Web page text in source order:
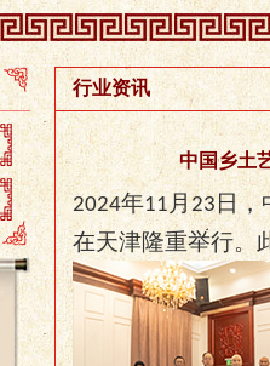
行业资讯
中国乡土
2024年11月23日，
在天津隆重举行。